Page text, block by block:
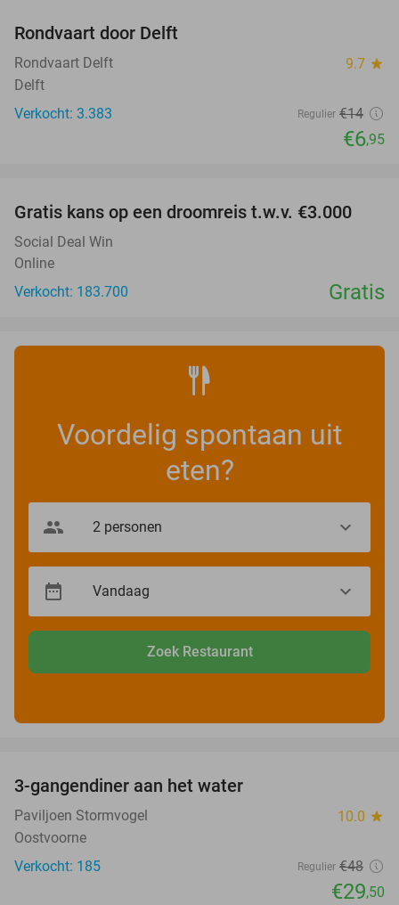
Rondvaart door Delft
Rondvaart Delft 9.7 star
Delft
Verkocht: 3.383
Regulier €14
€6,95
Gratis kans op een droomreis t.w.v. €3.000
Social Deal Win
Online
Verkocht: 183.700
Gratis
Voordelig spontaan uit
eten?
Zoek Restaurant
3-gangendiner aan het water
Paviljoen Stormvogel 10.0 star
Oostvoorne
Verkocht: 185
Regulier €48
€29,50